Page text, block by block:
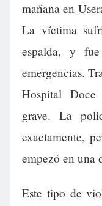
mañana en
La víctima
espalda, y
emergencias.
Hospital
grave. La
exactamente,
empezó en una
Este tipo de